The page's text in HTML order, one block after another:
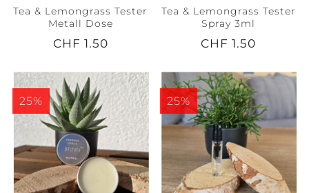
Tea & Lemongrass Tester
Metall Dose
CHF 1.50
Tea & Lemongrass Tester
Spray 3ml
CHF 1.50
25% 25%